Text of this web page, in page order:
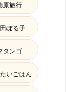
原旅行
ぽる子
タンゴ
いごはん